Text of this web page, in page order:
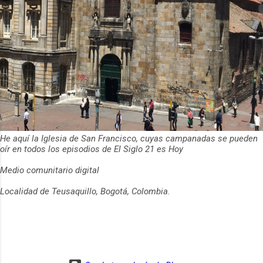
He aquí la Iglesia de San Francisco, cuyas campanadas se pueden
oír en todos los episodios de El Siglo 21 es Hoy
Medio comunitario digital
Localidad de Teusaquillo, Bogotá, Colombia.